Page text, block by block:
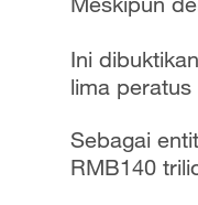
Ini
lima
Sebagai
RMB140